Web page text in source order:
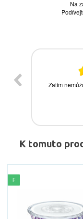
K tomuto
F